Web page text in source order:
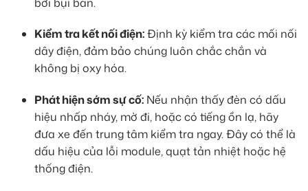
Kiểm tra kết nối điện:Định kỳ kiểm tra các mối nối
dây điện, đảm bảo chúng luôn chắc chắn và
không bị oxy hóa.
Phát hiện sớm sự cố: Nếu nhận thấy đèn có dấu
hiệu nhấp nháy, mờ đi, hoặc có tiếng ồn lạ, hãy
đưa xe đến trung tâm kiểm tra ngay. Đây có thể là
dấu hiệu của lỗi module, quạt tản nhiệt hoặc hệ
thống điện.